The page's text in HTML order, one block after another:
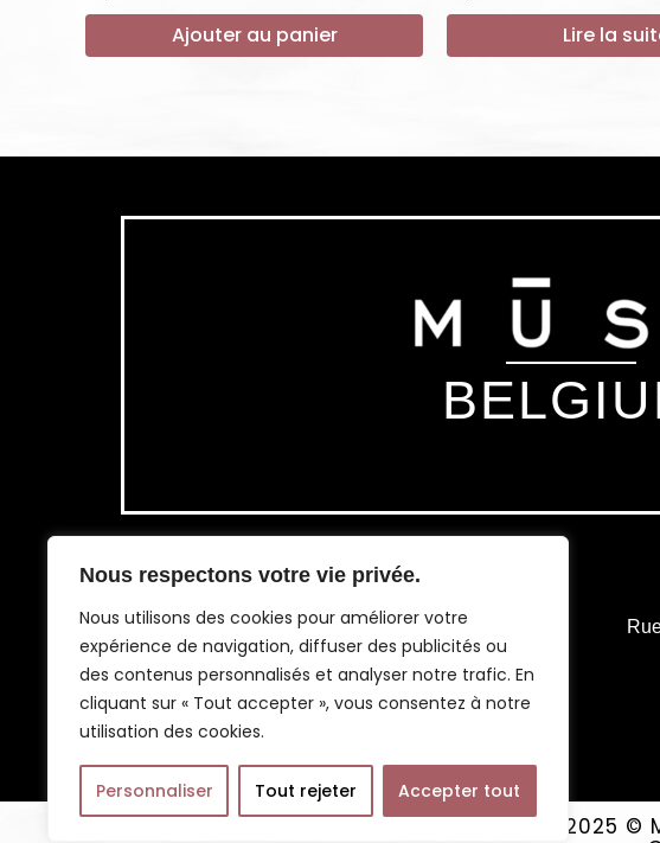
Nous respectons votre vie privée.
Nous utilisons des cookies pour améliorer votre
expérience de navigation, diffuser des publicités ou
des contenus personnalisés et analyser notre trafic. En
cliquant sur « Tout accepter », vous consentez à notre
utilisation des cookies.
Personnaliser Tout rejeter Accepter tout
Ajouter au panier Lire la
Légal
Politique de confidentialité
Termes & Conditions
2025 ©